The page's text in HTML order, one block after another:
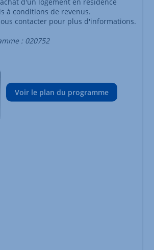
d'un logement en résidence
à conditions de revenus.
contacter pour plus d'informations.
: 020752
Voir le plan du programme